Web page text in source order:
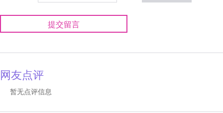
提交留言
网友点评
暂无点评信息